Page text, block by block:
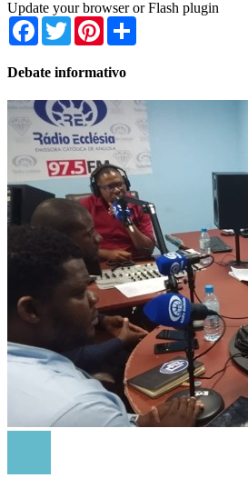
Update your browser or Flash plugin
Facebook
TwitterPinterest
Debate informativo